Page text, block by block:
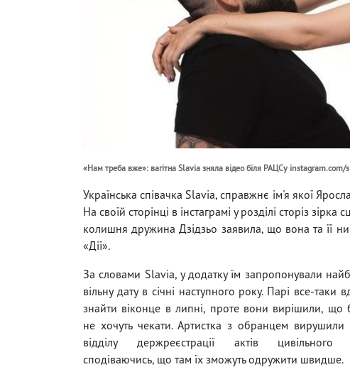
«Нам треба вже»: вагітна Slavia зняла відео біля РАЦСу
Українська співачка Slavia, справжнє ім'я якої
На своїй сторінці в інстаграмі у розділі сторіз
колишня дружина Дзідзьо заявила, що вона та її
«Дії».
За словами Slavia, у додатку їм запропонували
вільну дату в січні наступного року. Парі все-таки
знайти віконце в липні, проте вони вирішили, що
не хочуть чекати. Артистка з обранцем
відділу держреєстрації актів цивільного
сподіваючись, що там їх зможуть одружити швидше.